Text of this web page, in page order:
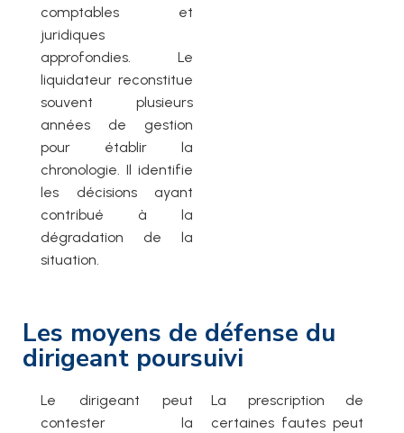
comptables et
juridiques
approfondies. Le
liquidateur reconstitue
souvent plusieurs
années de gestion
pour établir la
chronologie. Il identifie
les décisions ayant
contribué à la
dégradation de la
situation.
Les moyens de défense du
dirigeant poursuivi
Le dirigeant peut
contester la
La prescription de
certaines fautes peut